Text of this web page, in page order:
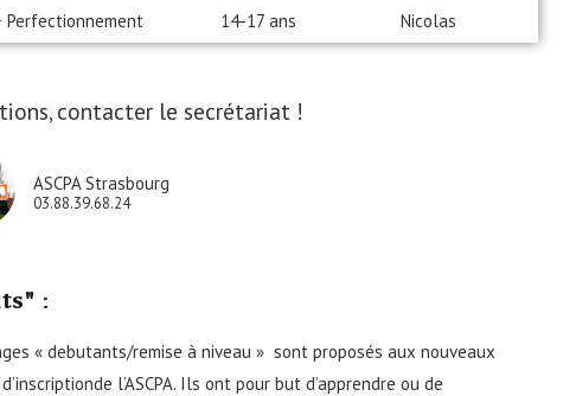
Perfectionnement 14-17 ans Nicolas
contacter le secrétariat !
ASCPA Strasbourg
03.88.39.68.24
:
« debutants/remise à niveau » sont proposés aux nouveaux
l’ASCPA. Ils ont pour but d’apprendre ou de